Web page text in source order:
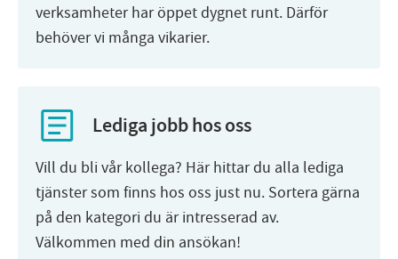
verksamheter har öppet dygnet runt. Därför
behöver vi många vikarier.
Lediga jobb hos oss
Vill du bli vår kollega? Här hittar du alla lediga
tjänster som finns hos oss just nu. Sortera gärna
på den kategori du är intresserad av.
Välkommen med din ansökan!